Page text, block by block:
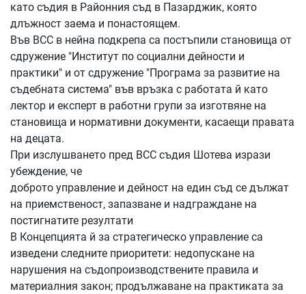
като съдия в Районния съд в Пазарджик, която
длъжност заема и понастоящем.
Във ВСС в нейна подкрепа са постъпили становища от
сдружение "Институт по социални дейности и
практики" и от сдружение "Програма за развитие на
съдебната система" във връзка с работата й като
лектор и експерт в работни групи за изготвяне на
становища и нормативни документи, касаещи правата
на децата.
При изслушването пред ВСС съдия Шотева изрази
убеждение, че
доброто управление и дейност на един съд се дължат
на приемственост, запазване и надграждане на
постигнатите резултати
В Концепцията й за стратегическо управление са
изведени следните приоритети: недопускане на
нарушения на съдопроизводствените правила и
материалния закон; продължаване на практиката за